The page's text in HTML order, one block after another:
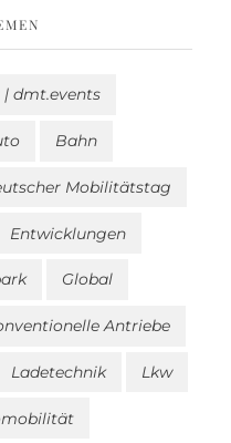
dmt.events
Bahn
Mobilitätstag
Entwicklungen
Global
Antriebe
Ladetechnik Lkw